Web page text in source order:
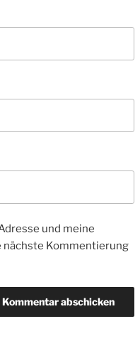
und meine
nächste Kommentierung